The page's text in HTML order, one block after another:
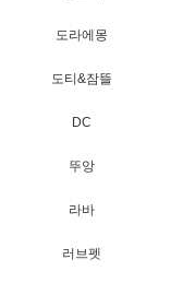
도라에몽
도티&잠뜰
DC
뚜앙
라바
러브펫